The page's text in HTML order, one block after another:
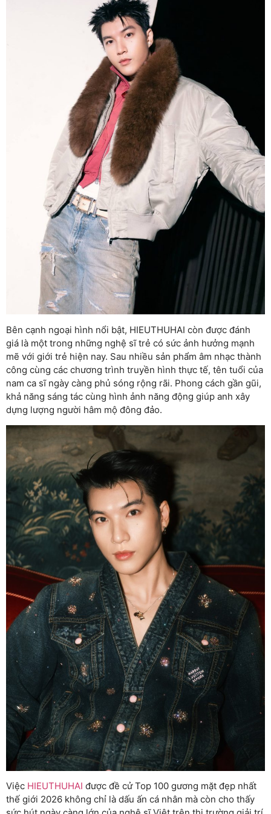
Bên cạnh ngoại hình nổi bật, HIEUTHUHAI còn được đánh
giá là một trong những nghệ sĩ trẻ có sức ảnh hưởng mạnh
mẽ với giới trẻ hiện nay. Sau nhiều sản phẩm âm nhạc thành
công cùng các chương trình truyền hình thực tế, tên tuổi của
nam ca sĩ ngày càng phủ sóng rộng rãi. Phong cách gần gũi,
khả năng sáng tác cùng hình ảnh năng động giúp anh xây
dựng lượng người hâm mộ đông đảo.
Việc HIEUTHUHAI được đề cử Top 100 gương mặt đẹp nhất
thế giới 2026 không chỉ là dấu ấn cá nhân mà còn cho thấy